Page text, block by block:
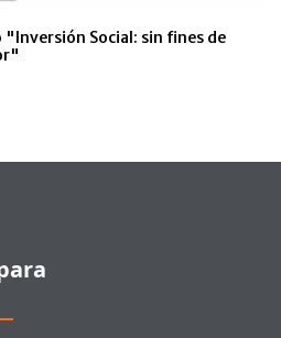
Social: sin fines de